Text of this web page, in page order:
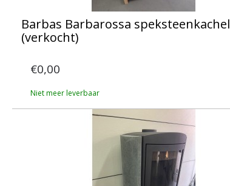
Barbas Barbarossa speksteenkachel
(verkocht)
€0,00
Niet meer leverbaar